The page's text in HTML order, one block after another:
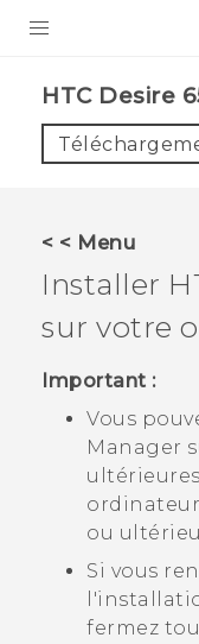
VIVE
VIVERSE
ASSISTANCE
Appareils HTC &
Connexion
HTC Desire
< < Menu
Installer
sur votre
Important :
Vous
Manager
ordinateur
ou
Si vous
fermez